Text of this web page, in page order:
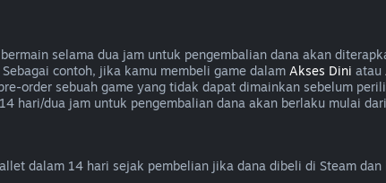
selama dua jam untuk pengembalian dana akan
contoh, jika kamu membeli game dalam Akses Dini atau
order sebuah game yang tidak dapat dimainkan sebelum
hari/dua jam untuk pengembalian dana akan berlaku mulai
dalam 14 hari sejak pembelian jika dana dibeli di Steam dan